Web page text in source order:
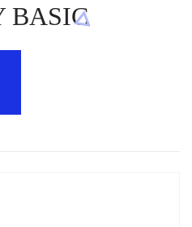
BASIC